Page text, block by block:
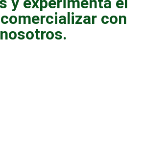
con
nosotros.